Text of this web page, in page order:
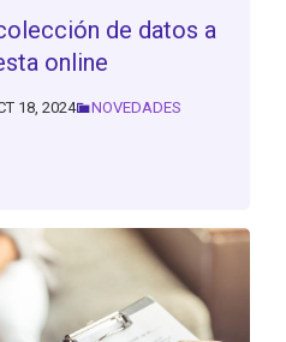
de datos a
online
18, 2024 NOVEDADES